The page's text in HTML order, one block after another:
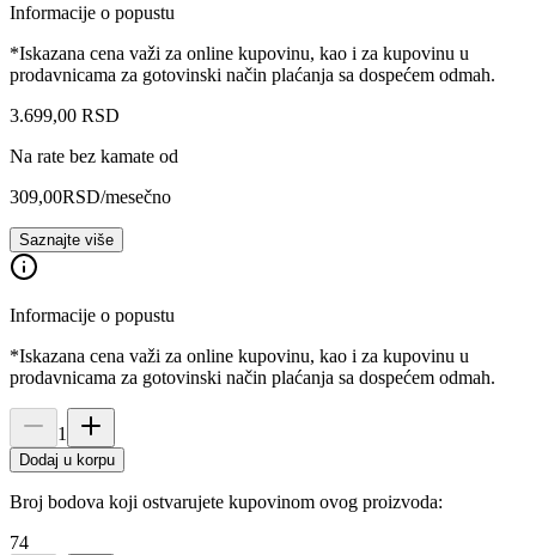
Informacije o popustu
*Iskazana cena važi za online kupovinu, kao i za kupovinu u
prodavnicama za gotovinski način plaćanja sa dospećem odmah.
3.699,00 RSD
Na rate bez kamate od
309,00RSD/mesečno
Saznajte više
Informacije o popustu
*Iskazana cena važi za online kupovinu, kao i za kupovinu u
prodavnicama za gotovinski način plaćanja sa dospećem odmah.
1
Dodaj u korpu
Broj bodova koji ostvarujete kupovinom ovog proizvoda:
74